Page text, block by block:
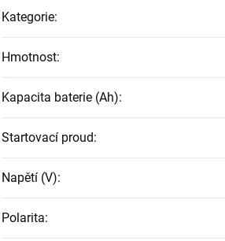
Kategorie:
Hmotnost:
Kapacita baterie (Ah):
Startovací proud:
Napětí (V):
Polarita: